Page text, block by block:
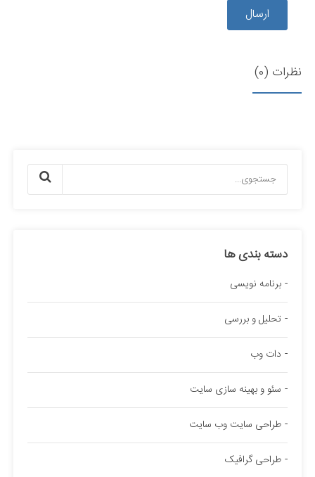
ارسال
نظرات (0)
دسته بندی ها
برنامه نویسی
تحلیل و بررسی
دات وب
سئو و بهینه سازی سایت
طراحی سایت وب سایت
طراحی گرافیک